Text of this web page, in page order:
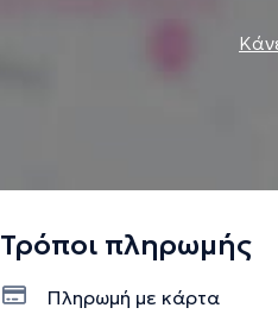
Τρόποι πληρωμής
Πληρωμή με κάρτα